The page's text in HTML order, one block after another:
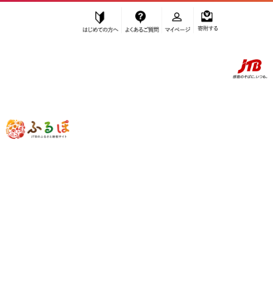
ふるぽ JTBのふるさと納税サイト
「ふるさと納税」TOP
もなか